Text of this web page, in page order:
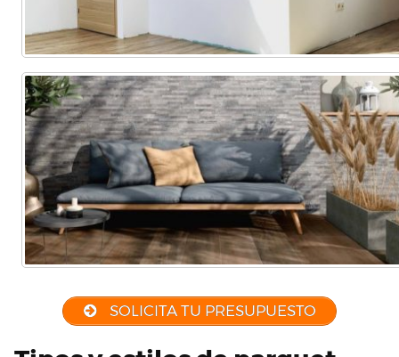
SOLICITA TU PRESUPUESTO